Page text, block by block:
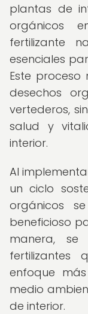
plantas de
orgánicos
fertilizante
esenciales
Este
desechos
vertederos,
salud y
interior.
Al
un ciclo
orgánicos
beneficioso
manera,
fertilizantes
enfoque
medio
de interior.